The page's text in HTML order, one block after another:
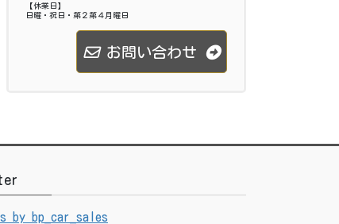
【休業日】
日曜・祝日・第２第４月曜日
お問い合わせ
by bp_car_sales